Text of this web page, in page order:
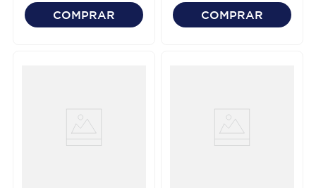
COMPRAR COMPRAR